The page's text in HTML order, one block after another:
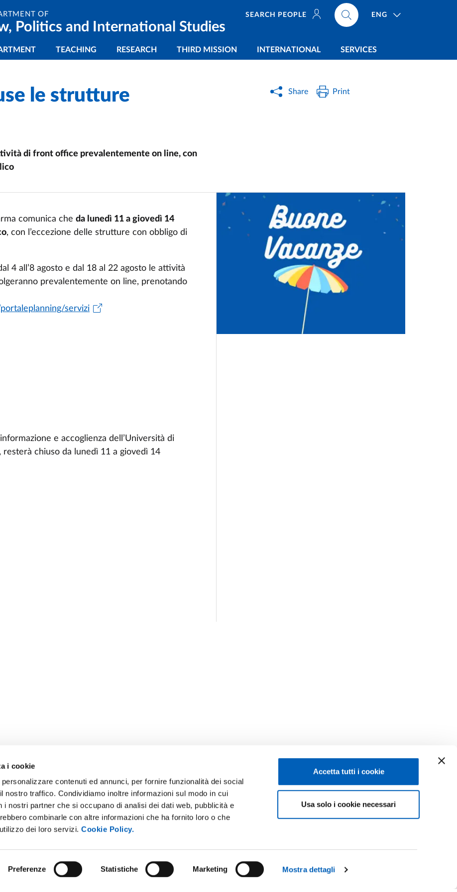
i cookie
contenuti ed annunci, per fornire funzionalità dei social
nostro traffico. Condividiamo inoltre informazioni sul modo in cui
i nostri partner che si occupano di analisi dei dati web, pubblicità e
combinarle con altre informazioni che ha fornito loro o che
dei loro servizi.Cookie Policy.
Preferenze Statistiche Marketing Mostra dettagli
Accetta tutti i cookie
Usa solo i cookie necessari
OF
Politics and International Studies
SEARCH PEOPLE ENG
principale
TEACHING RESEARCH THIRD MISSION INTERNATIONAL SERVICES
le strutture
di front office prevalentemente on line, con
Share Print
comunica cheda lunedì 11 a giovedì 14
, con l’eccezione delle strutture con obbligo di
4 all’8 agosto e dal 18 al 22 agosto le attività
prevalentemente on line, prenotando
servizi
e accoglienza dell’Università di
resterà chiuso da lunedì 11 a giovedì 14